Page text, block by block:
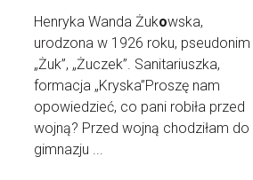
Henryka Wanda Żukowska,
urodzona w 1926 roku, pseudonim
„Żuk”, „Żuczek”. Sanitariuszka,
formacja „Kryska”Proszę nam
opowiedzieć, co pani robiła przed
wojną? Przed wojną chodziłam do
gimnazju ...